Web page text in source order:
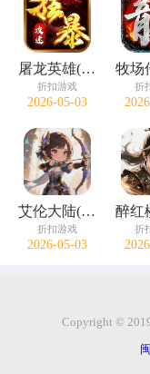
屠龙英雄(神魔狂暴攻速单职)
折扣游戏
2026-05-03
折
艾伦大陆(0.05折十二国记)
折扣游戏
2026-05-03
折
Copyright ©